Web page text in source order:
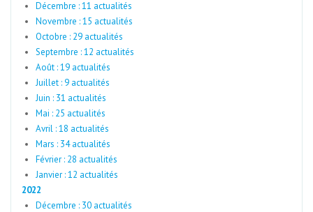
Décembre : 11 actualités
Novembre : 15 actualités
Octobre : 29 actualités
Septembre : 12 actualités
Août : 19 actualités
Juillet : 9 actualités
Juin : 31 actualités
Mai : 25 actualités
Avril : 18 actualités
Mars : 34 actualités
Février : 28 actualités
Janvier : 12 actualités
2022
Décembre : 30 actualités